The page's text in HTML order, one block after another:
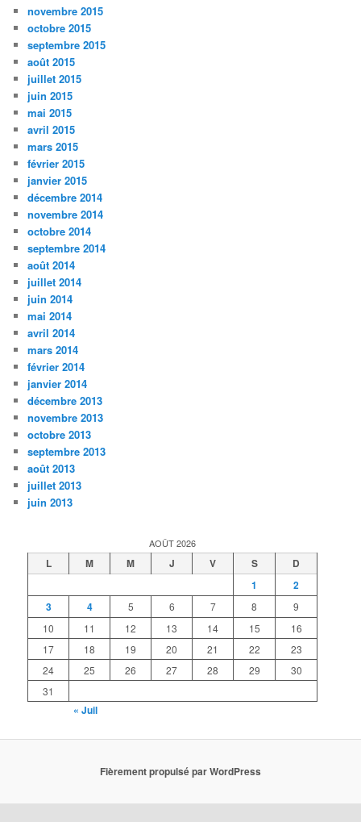
novembre 2015
octobre 2015
septembre 2015
août 2015
juillet 2015
juin 2015
mai 2015
avril 2015
mars 2015
février 2015
janvier 2015
décembre 2014
novembre 2014
octobre 2014
septembre 2014
août 2014
juillet 2014
juin 2014
mai 2014
avril 2014
mars 2014
février 2014
janvier 2014
décembre 2013
novembre 2013
octobre 2013
septembre 2013
août 2013
juillet 2013
juin 2013
AOÛT 2026
L M M J V S
D
1
2
3
4 5 6 7 8
9
10
11 12 13 14 15
16
17
18 19 20 21 22
23
24
25 26 27 28 29
30
31
« Juil
Fièrement propulsé par WordPress